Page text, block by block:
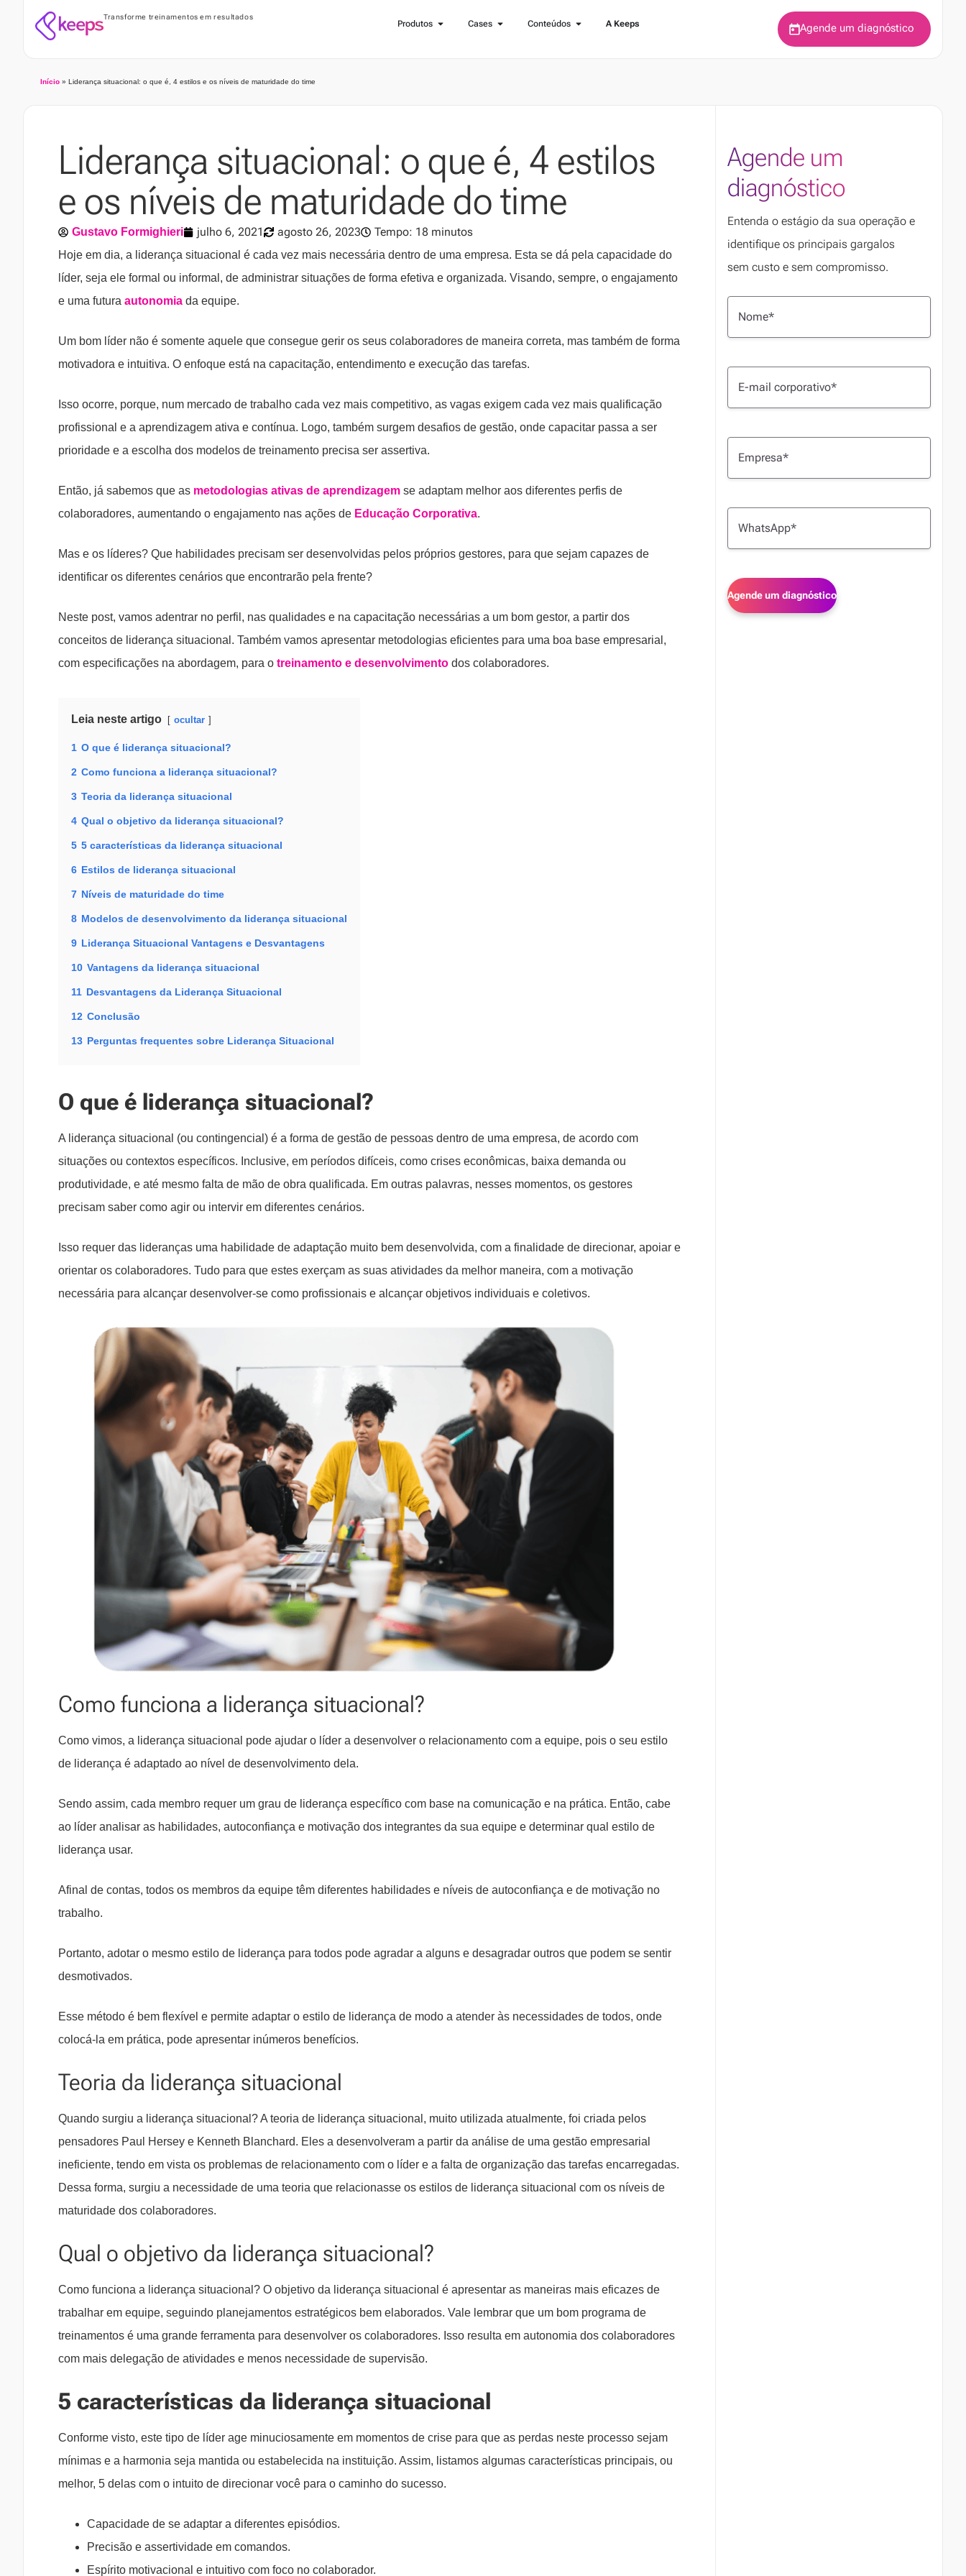
Transforme treinamentos em resultados
Produtos Cases Conteúdos A Keeps Agende um diagnóstico
Início » Liderança situacional: o que é, 4 estilos e os níveis de maturidade do time
Liderança situacional: o que é, 4 estilos
e os níveis de maturidade do time
Gustavo Formighieri julho 6, 2021 agosto 26, 2023 Tempo: 18 minutos
Hoje em dia, a liderança situacional é cada vez mais necessária dentro de uma empresa. Esta se dá pela capacidade do
líder, seja ele formal ou informal, de administrar situações de forma efetiva e organizada. Visando, sempre, o engajamento
e uma futura autonomia da equipe.
Um bom líder não é somente aquele que consegue gerir os seus colaboradores de maneira correta, mas também de forma
motivadora e intuitiva. O enfoque está na capacitação, entendimento e execução das tarefas.
Isso ocorre, porque, num mercado de trabalho cada vez mais competitivo, as vagas exigem cada vez mais qualificação
profissional e a aprendizagem ativa e contínua. Logo, também surgem desafios de gestão, onde capacitar passa a ser
prioridade e a escolha dos modelos de treinamento precisa ser assertiva.
Então, já sabemos que as metodologias ativas de aprendizagem se adaptam melhor aos diferentes perfis de
colaboradores, aumentando o engajamento nas ações de Educação Corporativa.
Mas e os líderes? Que habilidades precisam ser desenvolvidas pelos próprios gestores, para que sejam capazes de
identificar os diferentes cenários que encontrarão pela frente?
Neste post, vamos adentrar no perfil, nas qualidades e na capacitação necessárias a um bom gestor, a partir dos
conceitos de liderança situacional. Também vamos apresentar metodologias eficientes para uma boa base empresarial,
com especificações na abordagem, para o treinamento e desenvolvimento dos colaboradores.
Leia neste artigo ocultar
1 O que é liderança situacional?
2 Como funciona a liderança situacional?
3 Teoria da liderança situacional
4 Qual o objetivo da liderança situacional?
5 5 características da liderança situacional
6 Estilos de liderança situacional
7 Níveis de maturidade do time
8 Modelos de desenvolvimento da liderança situacional
9 Liderança Situacional Vantagens e Desvantagens
10 Vantagens da liderança situacional
11 Desvantagens da Liderança Situacional
12 Conclusão
13 Perguntas frequentes sobre Liderança Situacional
O que é liderança situacional?
A liderança situacional (ou contingencial) é a forma de gestão de pessoas dentro de uma empresa, de acordo com
situações ou contextos específicos. Inclusive, em períodos difíceis, como crises econômicas, baixa demanda ou
produtividade, e até mesmo falta de mão de obra qualificada. Em outras palavras, nesses momentos, os gestores
precisam saber como agir ou intervir em diferentes cenários.
Isso requer das lideranças uma habilidade de adaptação muito bem desenvolvida, com a finalidade de direcionar, apoiar e
orientar os colaboradores. Tudo para que estes exerçam as suas atividades da melhor maneira, com a motivação
necessária para alcançar desenvolver-se como profissionais e alcançar objetivos individuais e coletivos.
Como funciona a liderança situacional?
Como vimos, a liderança situacional pode ajudar o líder a desenvolver o relacionamento com a equipe, pois o seu estilo
de liderança é adaptado ao nível de desenvolvimento dela.
Sendo assim, cada membro requer um grau de liderança específico com base na comunicação e na prática. Então, cabe
ao líder analisar as habilidades, autoconfiança e motivação dos integrantes da sua equipe e determinar qual estilo de
liderança usar.
Afinal de contas, todos os membros da equipe têm diferentes habilidades e níveis de autoconfiança e de motivação no
trabalho.
Portanto, adotar o mesmo estilo de liderança para todos pode agradar a alguns e desagradar outros que podem se sentir
desmotivados.
Esse método é bem flexível e permite adaptar o estilo de liderança de modo a atender às necessidades de todos, onde
colocá-la em prática, pode apresentar inúmeros benefícios.
Teoria da liderança situacional
Quando surgiu a liderança situacional?A teoria de liderança situacional, muito utilizada atualmente, foi criada pelos
pensadores Paul Hersey e Kenneth Blanchard. Eles a desenvolveram a partir da análise de uma gestão empresarial
ineficiente, tendo em vista os problemas de relacionamento com o líder e a falta de organização das tarefas encarregadas.
Dessa forma, surgiu a necessidade de uma teoria que relacionasse os estilos de liderança situacional com os níveis de
maturidade dos colaboradores.
Qual o objetivo da liderança situacional?
Como funciona a liderança situacional? O objetivo da liderança situacional é apresentar as maneiras mais eficazes de
trabalhar em equipe, seguindo planejamentos estratégicos bem elaborados. Vale lembrar que um bom programa de
treinamentos é uma grande ferramenta para desenvolver os colaboradores. Isso resulta em autonomia dos colaboradores
com mais delegação de atividades e menos necessidade de supervisão.
5 características da liderança situacional
Conforme visto, este tipo de líder age minuciosamente em momentos de crise para que as perdas neste processo sejam
mínimas e a harmonia seja mantida ou estabelecida na instituição. Assim, listamos algumas características principais, ou
melhor, 5 delas com o intuito de direcionar você para o caminho do sucesso.
Capacidade de se adaptar a diferentes episódios.
Precisão e assertividade em comandos.
Espírito motivacional e intuitivo com foco no colaborador.
Agende um
diagnóstico
Entenda o estágio da sua operação e
identifique os principais gargalos
sem custo e sem compromisso.